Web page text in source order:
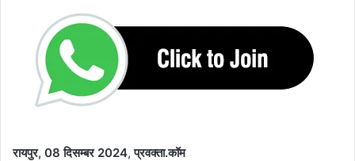
रायपुर, 08 दिसम्बर 2024,प्रवक्ता.कॉम